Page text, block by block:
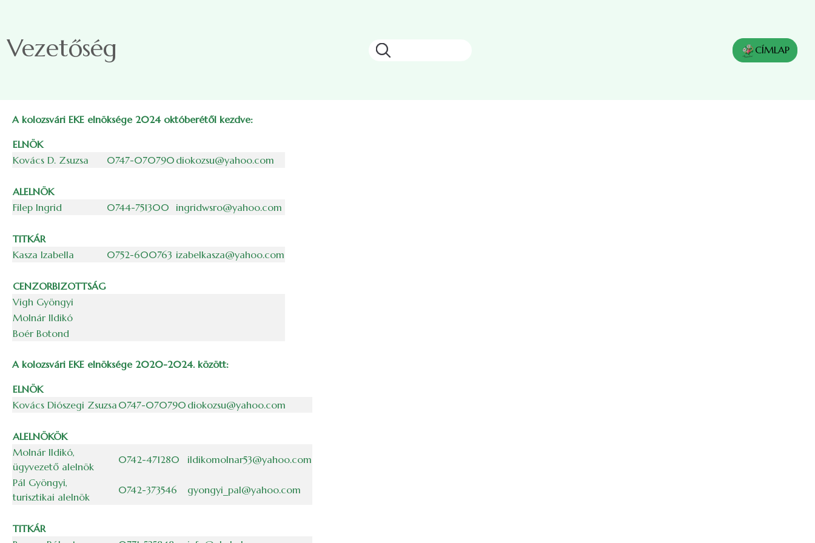
Vezetőség CÍMLAP
A kolozsvári EKE elnöksége 2024 októberétől kezdve:
ELNÖK
Kovács D. Zsuzsa
0747-070790 diokozsu@yahoo.com
ALELNÖK
Filep Ingrid
0744-751300 ingridwsro@yahoo.com
TITKÁR
Kasza Izabella
0752-600763 izabelkasza@yahoo.com
CENZORBIZOTTSÁG
Vigh Gyöngyi
Molnár Ildikó
Boér Botond
A kolozsvári EKE elnöksége 2020-2024. között:
ELNÖK
Kovács Diószegi Zsuzsa 0747-070790 diokozsu@yahoo.com
ALELNÖKÖK
Molnár Ildikó,
ügyvezető alelnök
0742-471280
ildikomolnar53@yahoo.com
Pál Gyöngyi,
turisztikai alelnök
0742-373546 gyongyi_pal@yahoo.com
TITKÁR